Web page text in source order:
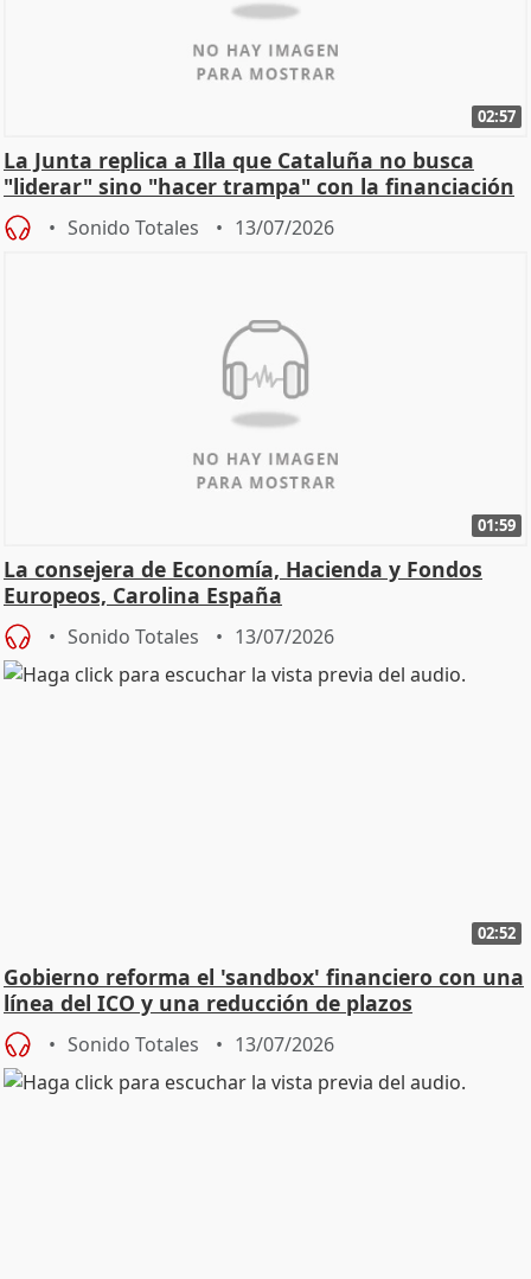
02:57
La Junta replica a Illa que Cataluña no busca
"liderar" sino "hacer trampa" con la financiación
Sonido Totales 13/07/2026
01:59
La consejera de Economía, Hacienda y Fondos
Europeos, Carolina España
Sonido Totales 13/07/2026
02:52
Gobierno reforma el 'sandbox' financiero con una
línea del ICO y una reducción de plazos
Sonido Totales 13/07/2026